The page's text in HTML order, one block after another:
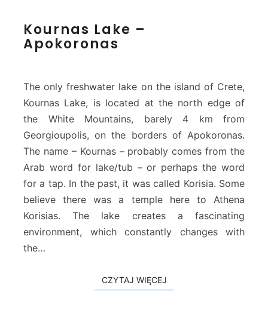
o
a
L
k
e
p
o
k
o
a
s
Kournas Lake –
Apokoronas
The only freshwater lake on the island of Crete,
Kournas Lake, is located at the north edge of
the White Mountains, barely 4 km from
Georgioupolis, on the borders of Apokoronas.
The name – Kournas – probably comes from the
Arab word for lake/tub – or perhaps the word
for a tap. In the past, it was called Korisia. Some
believe there was a temple here to Athena
Korisias. The lake creates a fascinating
environment, which constantly changes with
the…
CZYTAJ WIĘCEJ